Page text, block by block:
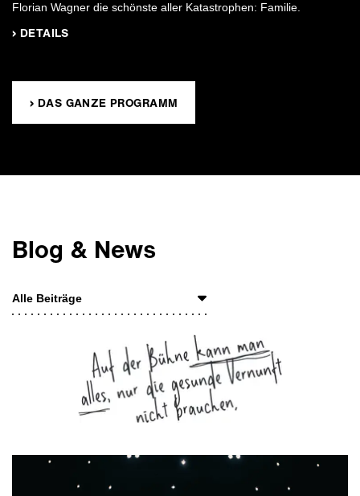
Florian Wagner die schönste aller Katastrophen: Familie.
› DETAILS
› DAS GANZE PROGRAMM
Blog & News